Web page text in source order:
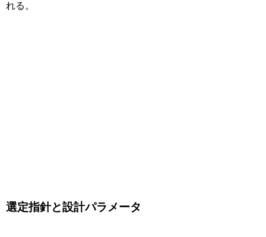
れる。
選定指針と設計パラメータ